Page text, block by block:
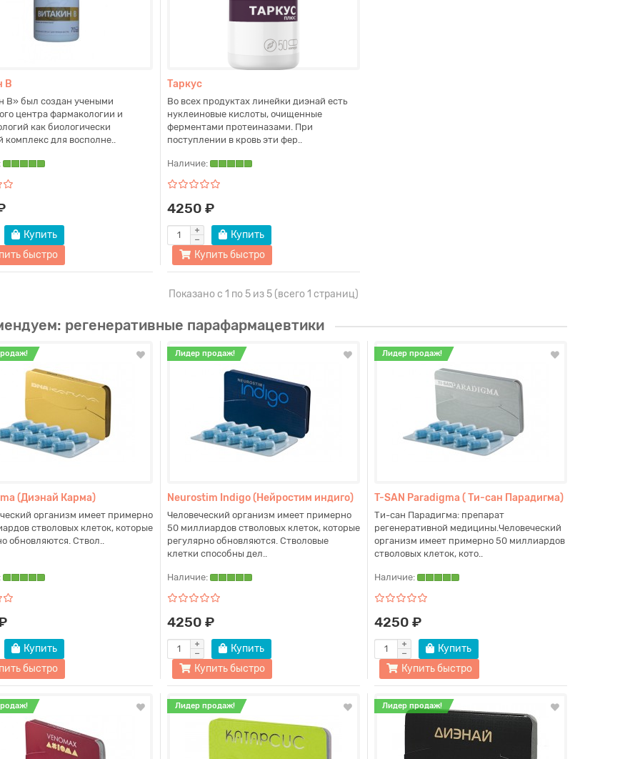
диагностирована язва
Руслан
ГепаЛанк
Купила для лечения хр. панкреатита. У
меня удален ..
19.07.2021 Татьяна
Биосинол
Мне попадалась информация, что экстракт
коры осины..
10.08.2020 Михаил
на наш канал Подписывайтесь на наш канал
В
В» был создан учеными
центра фармакологии и
как биологически
комплекс для восполне..
Купить
быстро
Таркус
Во всех продуктах линейки диэнай есть
нуклеиновые кислоты, очищенные
ферментами протеиназами. При
поступлении в кровь эти фер..
Наличие:
4250 ₽
Купить
Купить быстро
Показано с 1 по 5 из 5 (всего 1 страниц)
регенеративные парафармацевтики
(Диэнай Карма)
организм имеет примерно
стволовых клеток, которые
обновляются. Ствол..
Купить
быстро
Лидер продаж!
Neurostim Indigo (Нейростим индиго)
Человеческий организм имеет примерно
50 миллиардов стволовых клеток, которые
регулярно обновляются. Стволовые
клетки способны дел..
Наличие:
4250 ₽
Купить
Купить быстро
Лидер продаж!
T-SAN Paradigma ( Ти-сан Парадигма)
Ти-сан Парадигма: препарат
регенеративной медицины.Человеческий
организм имеет примерно 50 миллиардов
стволовых клеток, кото..
Наличие:
4250 ₽
Купить
Купить быстро
Лидер продаж! Лидер продаж!